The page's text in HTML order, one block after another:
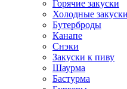
Горячие закуски
Холодные закуски
Бутерброды
Канапе
Снэки
Закуски к пиву
Шаурма
Бастурма